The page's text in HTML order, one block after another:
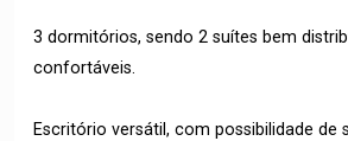
3 dormitórios, sendo 2 suítes bem
confortáveis.
Escritório versátil, com possibilidade de